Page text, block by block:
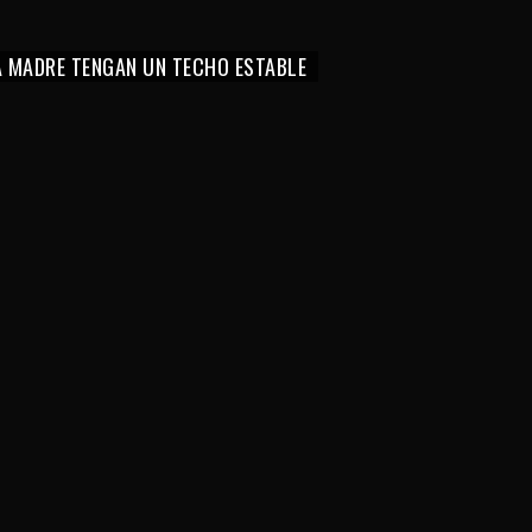
TENGAN UN TECHO ESTABLE